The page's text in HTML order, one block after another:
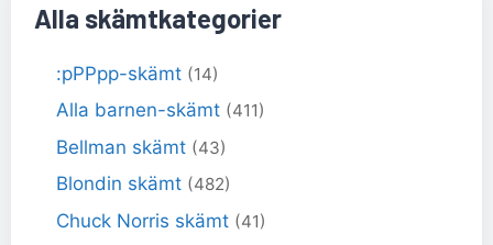
Alla skämtkategorier
:pPPpp-skämt (14)
Alla barnen-skämt (411)
Bellman skämt (43)
Blondin skämt (482)
Chuck Norris skämt (41)